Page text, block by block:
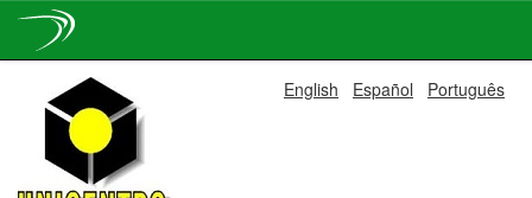
navigation
English Español Português